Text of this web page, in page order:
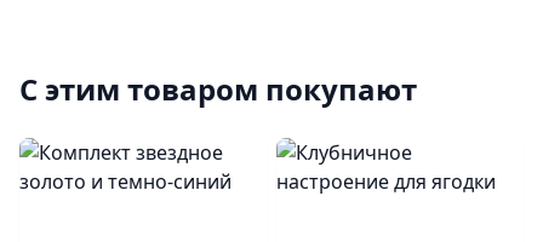
С этим товаром покупают